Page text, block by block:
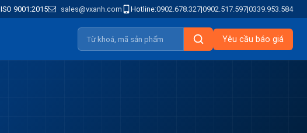
ISO 9001:2015 sales@vxanh.com Hotline:0902.678.327|0902.517.597|0339.953.584
Yêu cầu báo giá